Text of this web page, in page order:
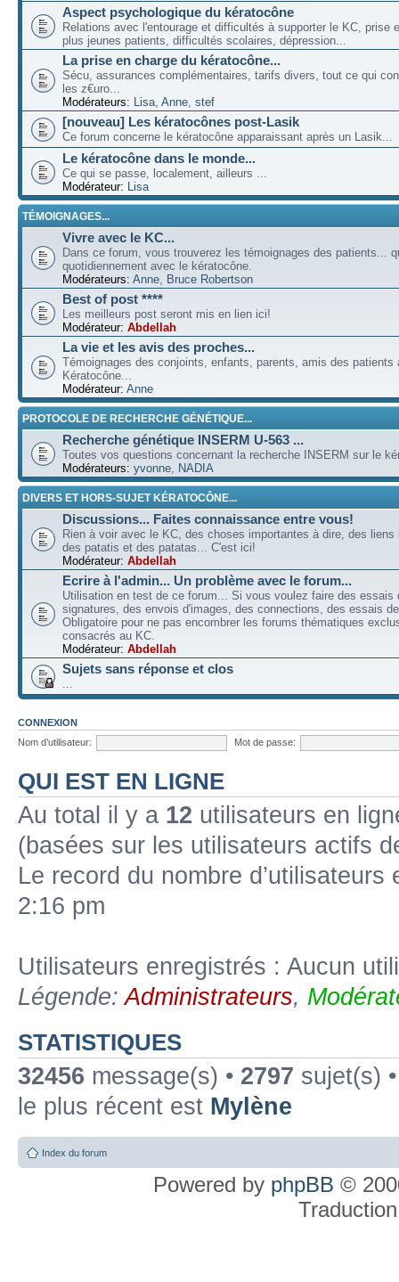
Aspect psychologique du kératocône
Relations avec l'entourage et difficultés à supporter le KC, prise
plus jeunes patients, difficultés scolaires, dépression...
La prise en charge du kératocône...
Sécu, assurances complémentaires, tarifs divers, tout ce qui
les z€uro...
Modérateurs: Lisa, Anne, stef
[nouveau] Les kératocônes post-Lasik
Ce forum concerne le kératocône apparaissant après un Lasik...
Le kératocône dans le monde...
Ce qui se passe, localement, ailleurs ...
Modérateur: Lisa
TÉMOIGNAGES...
Vivre avec le KC...
Dans ce forum, vous trouverez les témoignages des patients...
quotidiennement avec le kératocône.
Modérateurs: Anne, Bruce Robertson
Best of post ****
Les meilleurs post seront mis en lien ici!
Modérateur: Abdellah
La vie et les avis des proches...
Témoignages des conjoints, enfants, parents, amis des patients
Kératocône...
Modérateur: Anne
PROTOCOLE DE RECHERCHE GÉNÉTIQUE...
Recherche génétique INSERM U-563 ...
Toutes vos questions concernant la recherche INSERM sur le
Modérateurs: yvonne, NADIA
DIVERS ET HORS-SUJET KÉRATOCÔNE...
Discussions... Faites connaissance entre vous!
Rien à voir avec le KC, des choses importantes à dire, des liens
des patatis et des patatas... C'est ici!
Modérateur: Abdellah
Ecrire à l'admin... Un problème avec le forum...
Utilisation en test de ce forum... Si vous voulez faire des essais
signatures, des envois d'images, des connections, des essais
Obligatoire pour ne pas encombrer les forums thématiques
consacrés au KC.
Modérateur: Abdellah
Sujets sans réponse et clos
...
CONNEXION
Nom d’utilisateur:
Mot de passe:
QUI EST EN LIGNE
Au total il y a 12 utilisateurs en
(basées sur les utilisateurs actifs
Le record du nombre
2:16 pm
Utilisateurs enregistrés : Aucun
Légende:Administrateurs,
STATISTIQUES
32456 message(s) • 2797 sujet(s)
le plus récent est Mylène
Index du forum
Powered by phpBB ©